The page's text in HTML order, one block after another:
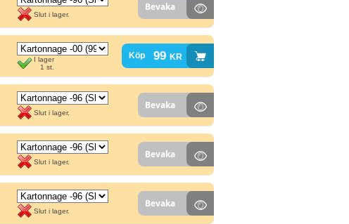
Slut i lager.
Bevaka
I lager
1 st.
Köp 99kr
Slut i lager.
Bevaka
Slut i lager.
Bevaka
Slut i lager.
Bevaka